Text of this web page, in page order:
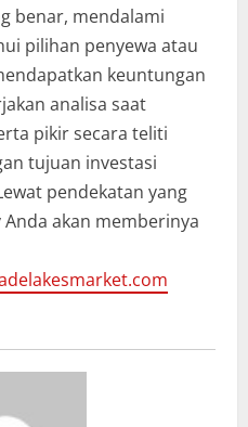
benar, mendalami
pilihan penyewa atau
keuntungan
analisa saat
pikir secara teliti
tujuan investasi
pendekatan yang
akan memberinya